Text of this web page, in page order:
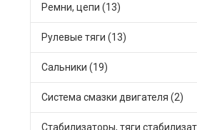
Ремни, цепи (13)
Рулевые тяги (13)
Сальники (19)
Система смазки двигателя (2)
Стабилизаторы, тяги